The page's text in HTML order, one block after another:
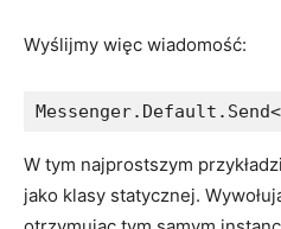
Wyślijmy więc wiadomość:
W tym najprostszym
jako klasy statycznej.